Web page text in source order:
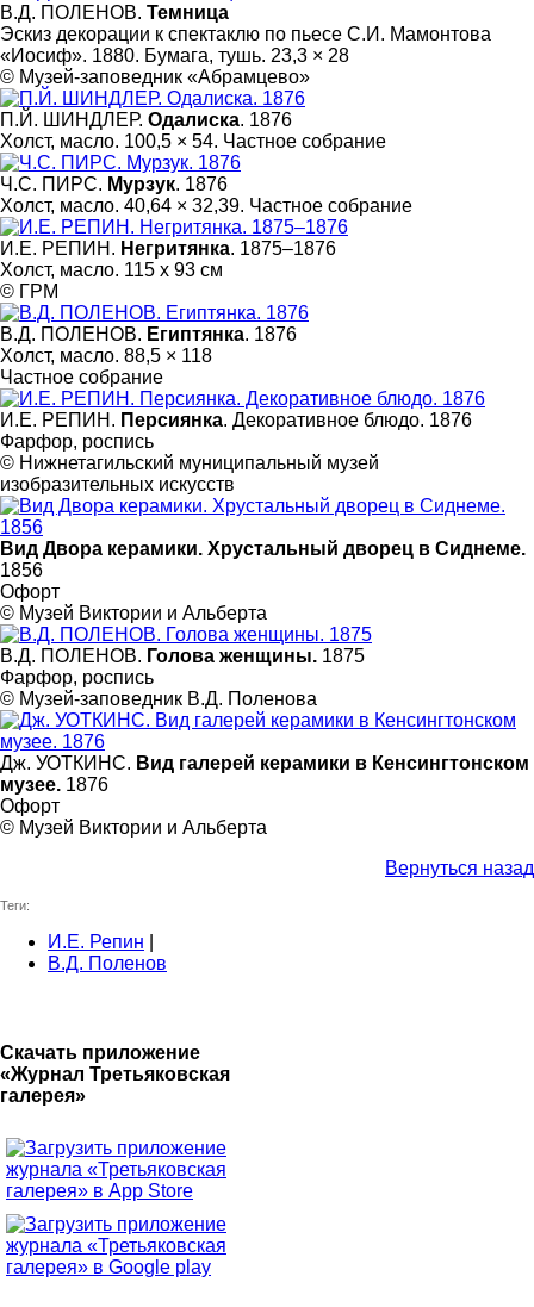
В.Д. ПОЛЕНОВ. Темница
Эскиз декорации к спектаклю по пьесе С.И. Мамонтова
«Иосиф». 1880. Бумага, тушь. 23,3 × 28
© Музей-заповедник «Абрамцево»
П.Й. ШИНДЛЕР. Одалиска. 1876
Холст, масло. 100,5 × 54. Частное собрание
Ч.С. ПИРС. Мурзук. 1876
Холст, масло. 40,64 × 32,39. Частное собрание
И.Е. РЕПИН. Негритянка. 1875–1876
Холст, масло. 115 x 93 см
© ГРМ
В.Д. ПОЛЕНОВ. Египтянка. 1876
Холст, масло. 88,5 × 118
Частное собрание
И.Е. РЕПИН. Персиянка. Декоративное блюдо. 1876
Фарфор, роспись
© Нижнетагильский муниципальный музей
изобразительных искусств
Вид Двора керамики. Хрустальный дворец в Сиднеме.
1856
Офорт
© Музей Виктории и Альберта
В.Д. ПОЛЕНОВ. Голова женщины. 1875
Фарфор, роспись
© Mузей-заповедник В.Д. Поленова
Дж. УОТКИНС. Вид галерей керамики в Кенсингтонском
музее. 1876
Офорт
© Музей Виктории и Альберта
Вернуться назад
Теги:
И.Е. Репин
В.Д. Поленов
Скачать приложение
«Журнал Третьяковская
галерея»